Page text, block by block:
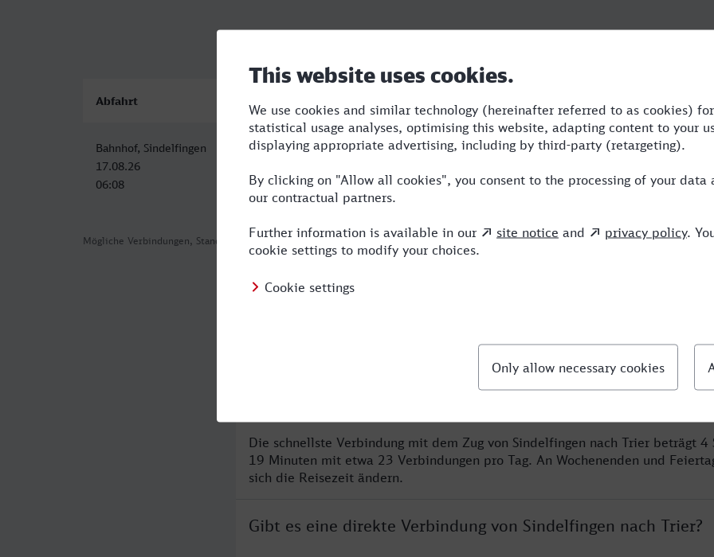
Mögliche Verbindungen, Stand: 2026-08-03 02:57
Abfahrt
Bahnhof, Sindelfingen
17.08.26
06:08
Trier Hbf
10:27
4:19 3 BUS,RE,ICE
Die schnellste Verbindung mit dem Zug von Sindelfingen nach Trier beträgt 4
19 Minuten mit etwa 23 Verbindungen pro Tag. An Wochenenden und
sich die Reisezeit ändern.
Gibt es eine direkte Verbindung von Sindelfingen nach Trier?